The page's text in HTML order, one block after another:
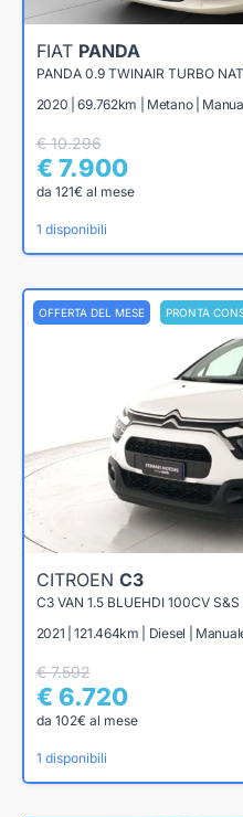
FIAT PANDA
PANDA 0.9 TWINAIR TURBO
2020 | 69.762km | Metano |
€ 10.296
€ 7.900
da 121€ al mese
1 disponibili
OFFERTA DEL MESE PRONTA
CITROEN C3
C3 VAN 1.5 BLUEHDI 100CV
2021 | 121.464km | Diesel |
€ 7.592
€ 6.720
da 102€ al mese
1 disponibili